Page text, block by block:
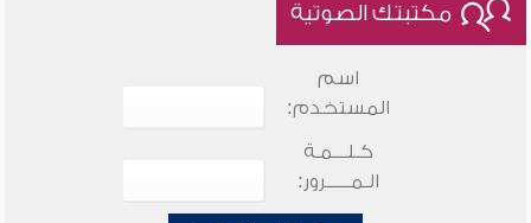
مكتبتك الصوتية
اسم
المستخدم:
كـلـــمـة
الـمـــــرور: